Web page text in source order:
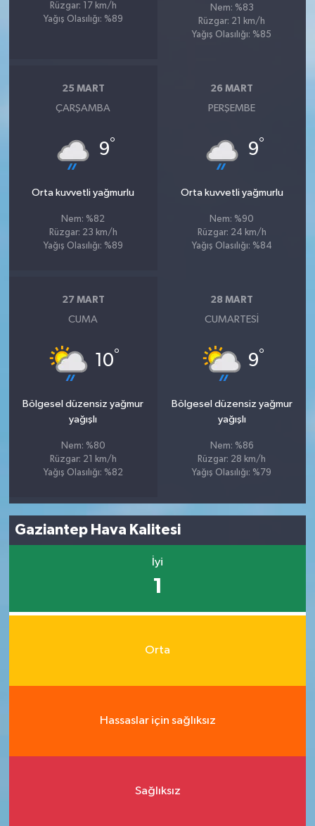
Rüzgar: 17 km/h
Yağış Olasılığı: %89
Nem: %83
Rüzgar: 21 km/h
Yağış Olasılığı: %85
25 MART
ÇARŞAMBA
9°
Orta kuvvetli yağmurlu
Nem: %82
Rüzgar: 23 km/h
Yağış Olasılığı: %89
26 MART
PERŞEMBE
9°
Orta kuvvetli yağmurlu
Nem: %90
Rüzgar: 24 km/h
Yağış Olasılığı: %84
27 MART
CUMA
10°
Bölgesel düzensiz yağmur
yağışlı
Nem: %80
Rüzgar: 21 km/h
Yağış Olasılığı: %82
28 MART
CUMARTESI
9°
Bölgesel düzensiz yağmur
yağışlı
Nem: %86
Rüzgar: 28 km/h
Yağış Olasılığı: %79
Gaziantep Hava Kalitesi
İyi
1
Orta
Hassaslar için sağlıksız
Sağlıksız